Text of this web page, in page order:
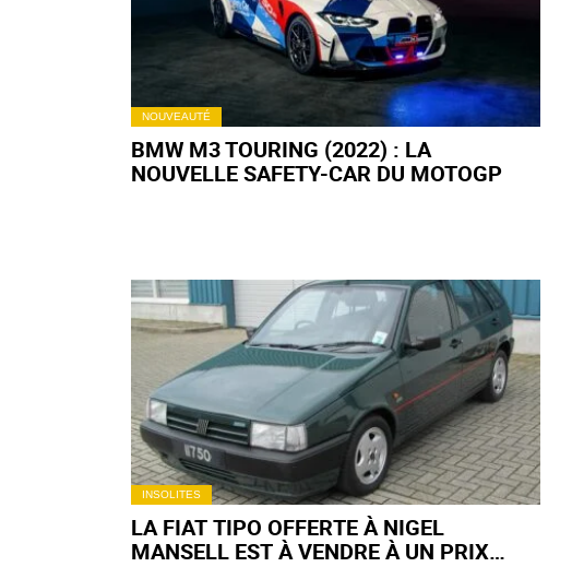
NOUVEAUTÉ
BMW M3 TOURING (2022) : LA
NOUVELLE SAFETY-CAR DU MOTOGP
INSOLITES
LA FIAT TIPO OFFERTE À NIGEL
MANSELL EST À VENDRE À UN PRIX